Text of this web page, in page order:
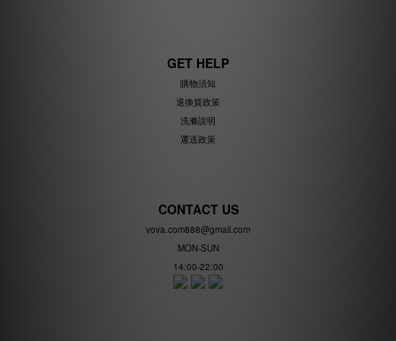
GET HELP
購物須知
退換貨政策
洗滌說明
運送政策
CONTACT US
vova.com888@gmail.com
MON-SUN
14:00-22:00